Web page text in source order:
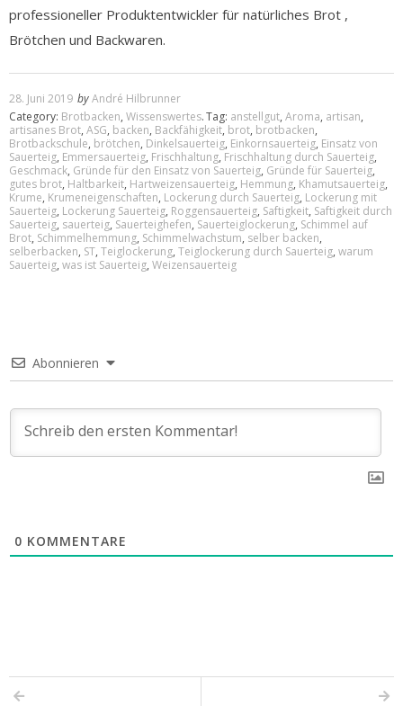
professioneller Produktentwickler für natürliches Brot ,
Brötchen und Backwaren.
28. Juni 2019 byAndré Hilbrunner
Category: Brotbacken, Wissenswertes.Tag: anstellgut, Aroma, artisan,
artisanes Brot, ASG, backen, Backfähigkeit, brot, brotbacken,
Brotbackschule, brötchen, Dinkelsauerteig, Einkornsauerteig, Einsatz von
Sauerteig, Emmersauerteig, Frischhaltung, Frischhaltung durch Sauerteig,
Geschmack, Gründe für den Einsatz von Sauerteig, Gründe für Sauerteig,
gutes brot, Haltbarkeit, Hartweizensauerteig, Hemmung, Khamutsauerteig,
Krume, Krumeneigenschaften, Lockerung durch Sauerteig, Lockerung mit
Sauerteig, Lockerung Sauerteig, Roggensauerteig, Saftigkeit, Saftigkeit durch
Sauerteig, sauerteig, Sauerteighefen, Sauerteiglockerung, Schimmel auf
Brot, Schimmelhemmung, Schimmelwachstum, selber backen,
selberbacken, ST, Teiglockerung, Teiglockerung durch Sauerteig, warum
Sauerteig, was ist Sauerteig, Weizensauerteig
Abonnieren
0 KOMMENTARE